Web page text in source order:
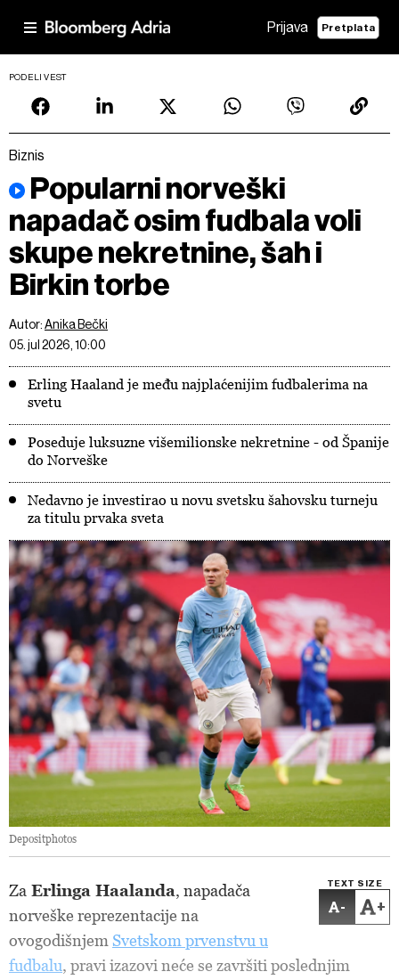
Prijava Pretplata
PODELI VEST
Biznis
Popularni norveški
napadač osim fudbala voli
skupe nekretnine, šah i
Birkin torbe
Autor:Anika Bečki
05. jul 2026, 10:00
Erling Haaland je među najplaćenijim fudbalerima na
svetu
Poseduje luksuzne višemilionske nekretnine - od Španije
do Norveške
Nedavno je investirao u novu svetsku šahovsku turneju
za titulu prvaka sveta
Depositphotos
TEXT SIZE
- +
Za Erlinga Haalanda, napadača
norveške reprezentacije na
ovogodišnjem Svetskom prvenstvu u
fudbalu, pravi izazovi neće se završiti poslednjim